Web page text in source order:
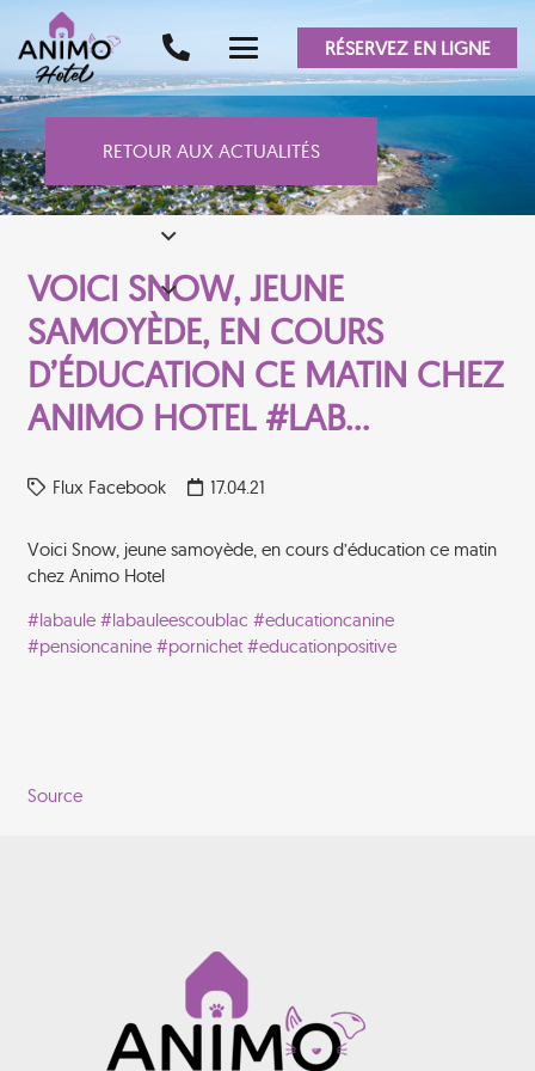
RÉSERVEZ EN LIGNE
RETOUR AUX ACTUALITÉS
VOICI SNOW, JEUNE
SAMOYÈDE, EN COURS
D’ÉDUCATION CE MATIN CHEZ
ANIMO HOTEL #LAB…
Flux Facebook 17.04.21
Voici Snow, jeune samoyède, en cours d’éducation ce matin
chez Animo Hotel
#labaule #labauleescoublac #educationcanine
#pensioncanine #pornichet #educationpositive
Source